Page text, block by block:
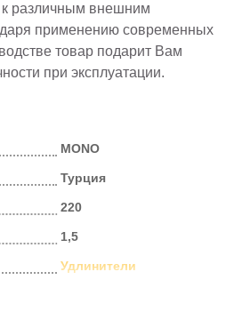
к различным внешним
применению современных
товар подарит Вам
при эксплуатации.
MONO
Турция
220
1,5
Удлинители